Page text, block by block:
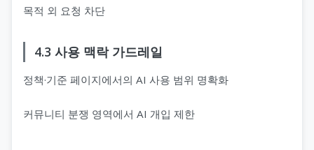
목적 외 요청 차단
4.3 사용 맥락 가드레일
정책·기준 페이지에서의 AI 사용 범위 명확화
커뮤니티 분쟁 영역에서 AI 개입 제한